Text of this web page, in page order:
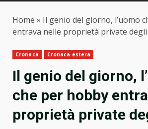
Home » Il genio del giorno, l’uomo
entrava nelle proprietà private
Cronaca Cronaca estera
Il genio del giorno,
che per hobby
proprietà private